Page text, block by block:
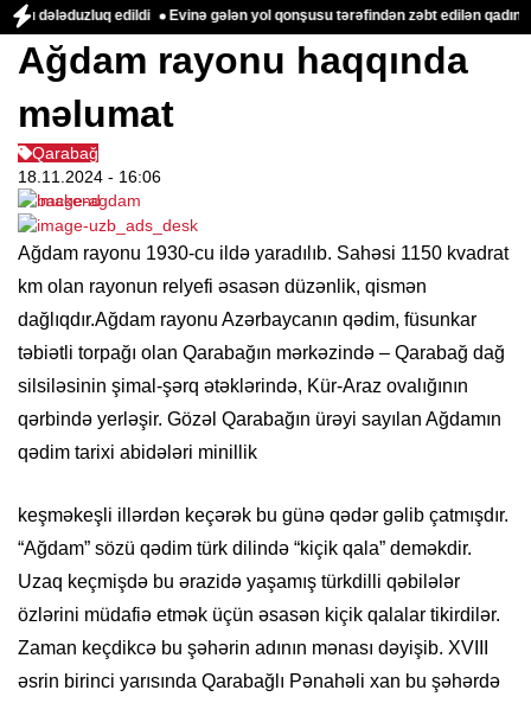
edildi Evinə gələn yol qonşusu tərəfindən zəbt edilən qadın danışdı
Ağdam rayonu haqqında
məlumat
Qarabağ
18.11.2024 - 16:06
Ağdam rayonu 1930-cu ildə yaradılıb. Sahəsi 1150 kvadrat
km olan rayonun relyefi əsasən düzənlik, qismən
dağlıqdır.Ağdam rayonu Azərbaycanın qədim, füsunkar
təbiətli torpağı olan Qarabağın mərkəzində – Qarabağ dağ
silsiləsinin şimal-şərq ətəklərində, Kür-Araz ovalığının
qərbində yerləşir. Gözəl Qarabağın ürəyi sayılan Ağdamın
qədim tarixi abidələri minillik
keşməkeşli illərdən keçərək bu günə qədər gəlib çatmışdır.
“Ağdam” sözü qədim türk dilində “kiçik qala” deməkdir.
Uzaq keçmişdə bu ərazidə yaşamış türkdilli qəbilələr
özlərini müdafiə etmək üçün əsasən kiçik qalalar tikirdilər.
Zaman keçdikcə bu şəhərin adının mənası dəyişib. XVIII
əsrin birinci yarısında Qarabağlı Pənahəli xan bu şəhərdə